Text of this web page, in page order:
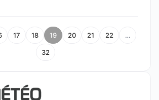
17 18 19 20 21 22 …
32